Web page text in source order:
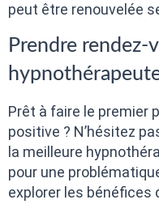
peut être renouvelée
Prendre rendez-
Prêt à faire le premier
positive ? N’hésitez
la meilleure
pour une
explorer les bénéfices